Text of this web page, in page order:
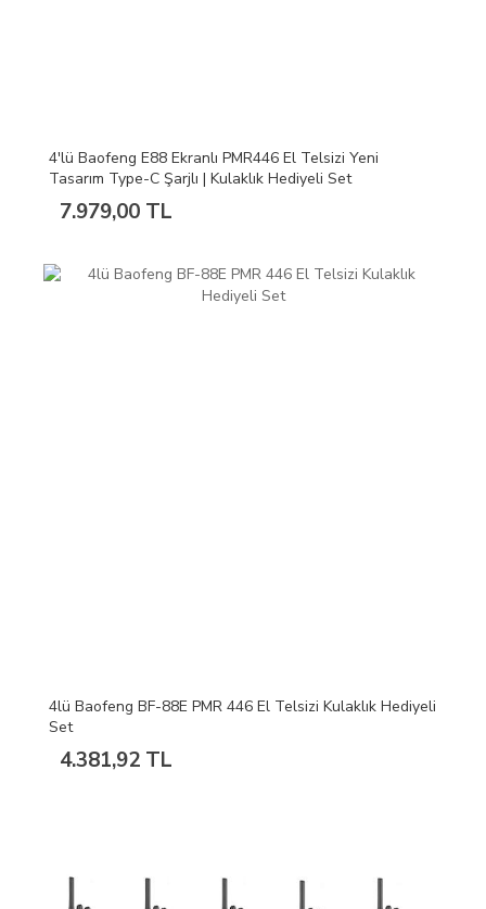
4'lü Baofeng E88 Ekranlı PMR446 El Telsizi Yeni
Tasarım Type-C Şarjlı | Kulaklık Hediyeli Set
7.979,00 TL
4lü Baofeng BF-88E PMR 446 El Telsizi Kulaklık Hediyeli
Set
4.381,92 TL